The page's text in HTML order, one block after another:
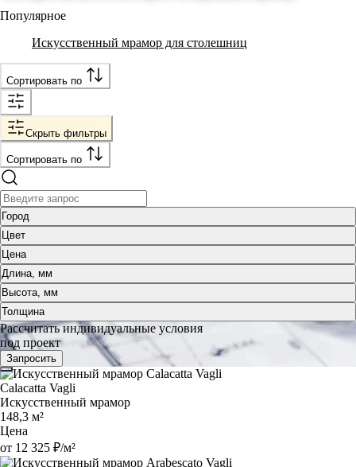
Популярное
Искусственный мрамор для столешниц
Сортировать по
Скрыть фильтры
Сортировать по
Город
Цвет
Цена
Длина, мм
Высота, мм
Толщина
Рассчитать индивидуальные условия
под проект
Запросить
Calacatta Vagli
Искусственный мрамор
148,3 м²
Цена
от 12 325 ₽/м²